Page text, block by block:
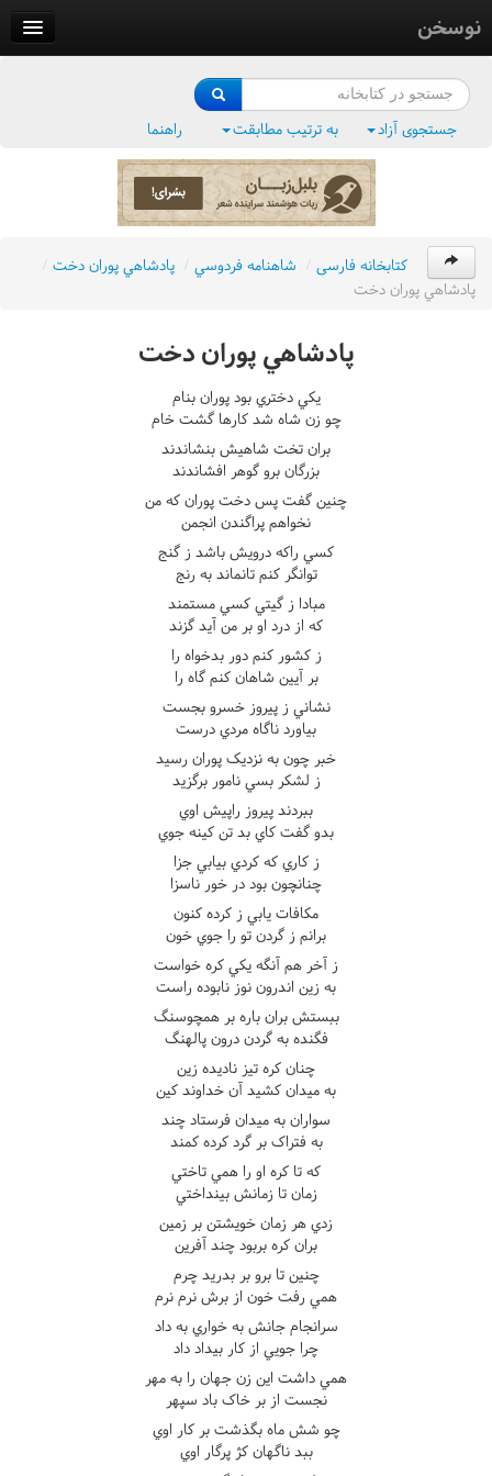
نوسخن
فرهنگ واژگان
جستجوی آزاد به ترتیب مطابقت راهنما
کتابخانه فارسی / شاهنامه فردوسي / پادشاهي پوران دخت /
پادشاهي پوران دخت
پادشاهي پوران دخت
يکي دختري بود پوران بنام
چو زن شاه شد کارها گشت خام
بران تخت شاهيش بنشاندند
بزرگان برو گوهر افشاندند
چنين گفت پس دخت پوران که من
نخواهم پراگندن انجمن
کسي راکه درويش باشد ز گنج
توانگر کنم تانماند به رنج
مبادا ز گيتي کسي مستمند
که از درد او بر من آيد گزند
ز کشور کنم دور بدخواه را
بر آيين شاهان کنم گاه را
نشاني ز پيروز خسرو بجست
بياورد ناگاه مردي درست
خبر چون به نزديک پوران رسيد
ز لشکر بسي نامور برگزيد
ببردند پيروز راپيش اوي
بدو گفت کاي بد تن کينه جوي
ز کاري که کردي بيابي جزا
چنانچون بود در خور ناسزا
مکافات يابي ز کرده کنون
برانم ز گردن تو را جوي خون
ز آخر هم آنگه يکي کره خواست
به زين اندرون نوز نابوده راست
ببستش بران باره بر همچوسنگ
فگنده به گردن درون پالهنگ
چنان کره تيز ناديده زين
به ميدان کشيد آن خداوند کين
سواران به ميدان فرستاد چند
به فتراک بر گرد کرده کمند
که تا کره او را همي تاختي
زمان تا زمانش بينداختي
زدي هر زمان خويشتن بر زمين
بران کره بربود چند آفرين
چنين تا برو بر بدريد چرم
همي رفت خون از برش نرم نرم
سرانجام جانش به خواري به داد
چرا جويي از کار بيداد داد
همي داشت اين زن جهان را به مهر
نجست از بر خاک باد سپهر
چو شش ماه بگذشت بر کار اوي
ببد ناگهان کژ پرگار اوي